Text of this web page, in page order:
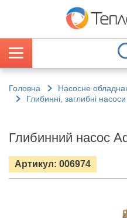
Головна
Насосне
Глибинні, заглибні насоси
Глибинний насос
Артикул: 006974